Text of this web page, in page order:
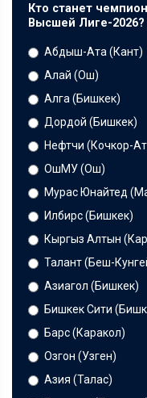
Кто станет
Высшей Лиге-2026?
Абдыш-Ата (Кант)
Алай (Ош)
Алга (Бишкек)
Дордой (Бишкек)
Нефтчи (Кочкор-
ОшМУ (Ош)
Мурас Юнайтед
Илбирс (Бишкек)
Кыргыз Алтын
Талант (Беш-
Азиагол (Бишкек)
Бишкек Сити
Барс (Каракол)
Озгон (Узген)
Азия (Талас)